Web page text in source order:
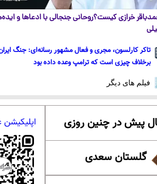
خرازی کیست؟روحانی جنجالی با ادعاها و
تاکر کارلسون، مجری و فعال مشهور رسانه‌ای: جنگ
برخلاف چیزی است که ترامپ وعده داده بود
فیلم های دیگر
گلستان سعدی
اپلیکیشن